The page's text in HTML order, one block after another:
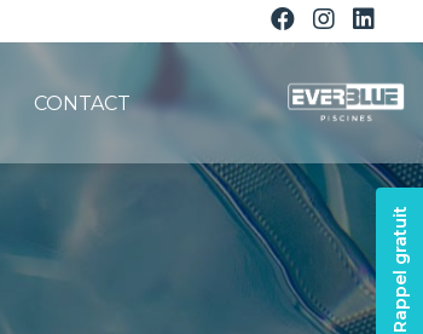
Rappel gratuit
CONTACT